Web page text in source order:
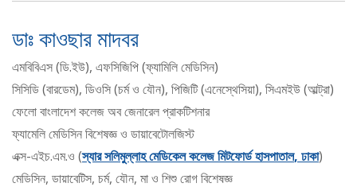
ডাঃ কাওছার মাদবর
এমবিবিএস (ডি.ইউ), এফসিজিপি (ফ্যামিলি মেডিসিন)
সিসিডি (বারডেম), ডিওসি (চর্ম ও যৌন), পিজিটি (এনেস্থেসিয়া), সিএমইউ (আল্ট্রা)
ফেলো বাংলাদেশ কলেজ অব জেনারেল প্রাকটিশনার
ফ্যামেলি মেডিসিন বিশেষজ্ঞ ও ডায়াবেটোলজিস্ট
এক্স-এইচ.এম.ও (স্যার সলিমুল্লাহ মেডিকেল কলেজ মিটফোর্ড হাসপাতাল, ঢাকা)
মেডিসিন, ডায়াবেটিস, চর্ম, যৌন, মা ও শিশু রোগ বিশেষজ্ঞ